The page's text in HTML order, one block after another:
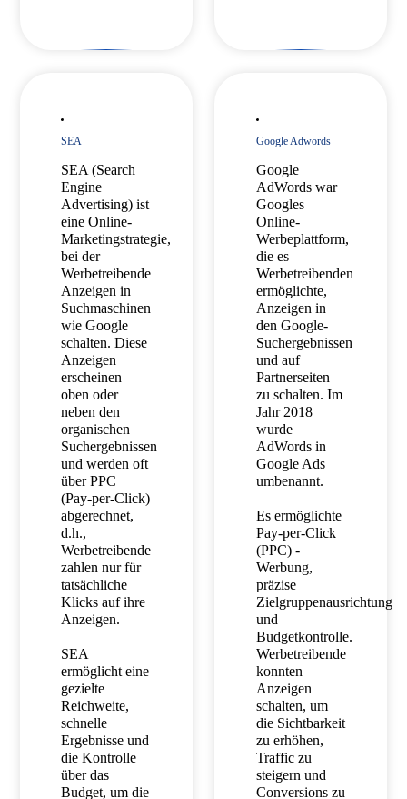
SEA
SEA (Search
Engine
Advertising) ist
eine Online-
Marketingstrategie,
bei der
Werbetreibende
Anzeigen in
Suchmaschinen
wie Google
schalten. Diese
Anzeigen
erscheinen
oben oder
neben den
organischen
Suchergebnissen
und werden oft
über PPC
(Pay-per-Click)
abgerechnet,
d.h.,
Werbetreibende
zahlen nur für
tatsächliche
Klicks auf ihre
Anzeigen.
SEA
ermöglicht eine
gezielte
Reichweite,
schnelle
Ergebnisse und
die Kontrolle
über das
Budget, um die
Google Adwords
Google
AdWords war
Googles
Online-
Werbeplattform,
die es
Werbetreibenden
ermöglichte,
Anzeigen in
den Google-
Suchergebnissen
und auf
Partnerseiten
zu schalten. Im
Jahr 2018
wurde
AdWords in
Google Ads
umbenannt.
Es ermöglichte
Pay-per-Click
(PPC) -
Werbung,
präzise
Zielgruppenausrichtung
und
Budgetkontrolle.
Werbetreibende
konnten
Anzeigen
schalten, um
die Sichtbarkeit
zu erhöhen,
Traffic zu
steigern und
Conversions zu